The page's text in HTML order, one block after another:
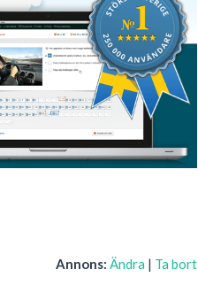
Annons: Ändra | Ta bort